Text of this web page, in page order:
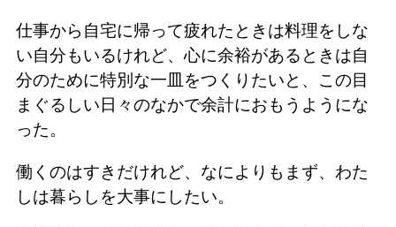
仕事から自宅に帰って疲れたときは料理をしな
い自分もいるけれど、心に余裕があるときは自
分のために特別な一皿をつくりたいと、この目
まぐるしい日々のなかで余計におもうようにな
った。
働くのはすきだけれど、なによりもまず、わた
しは暮らしを大事にしたい。